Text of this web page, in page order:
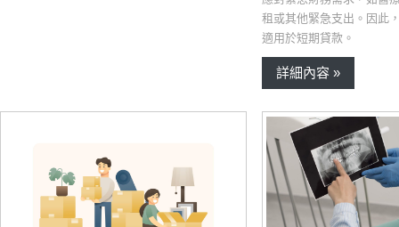
租或其他緊急支出。因此
適用於短期貸款。
詳細內容 »